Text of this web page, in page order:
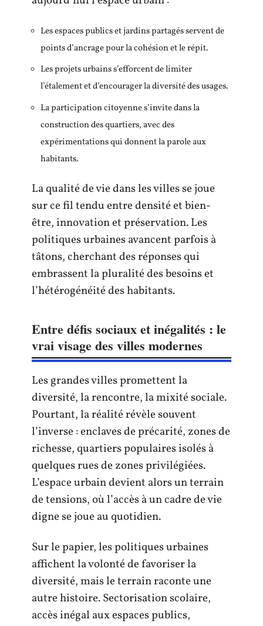
Les espaces publics et jardins partagés servent de
points d’ancrage pour la cohésion et le répit.
Les projets urbains s’efforcent de limiter
l’étalement et d’encourager la diversité des usages.
La participation citoyenne s’invite dans la
construction des quartiers, avec des
expérimentations qui donnent la parole aux
habitants.
La qualité de vie dans les villes se joue
sur ce fil tendu entre densité et bien-
être, innovation et préservation. Les
politiques urbaines avancent parfois à
tâtons, cherchant des réponses qui
embrassent la pluralité des besoins et
l’hétérogénéité des habitants.
Entre défis sociaux et inégalités : le
vrai visage des villes modernes
Les grandes villes promettent la
diversité, la rencontre, la mixité sociale.
Pourtant, la réalité révèle souvent
l’inverse : enclaves de précarité, zones de
richesse, quartiers populaires isolés à
quelques rues de zones privilégiées.
L’espace urbain devient alors un terrain
de tensions, où l’accès à un cadre de vie
digne se joue au quotidien.
Sur le papier, les politiques urbaines
affichent la volonté de favoriser la
diversité, mais le terrain raconte une
autre histoire. Sectorisation scolaire,
accès inégal aux espaces publics,